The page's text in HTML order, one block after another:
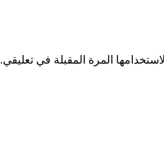
المرة المقبلة في تعليقي.